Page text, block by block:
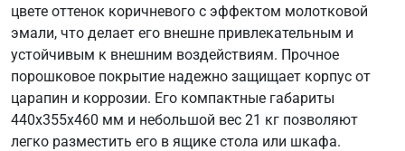
цвете оттенок коричневого с эффектом молотковой
эмали, что делает его внешне привлекательным и
устойчивым к внешним воздействиям. Прочное
порошковое покрытие надежно защищает корпус от
царапин и коррозии. Его компактные габариты
440х355х460 мм и небольшой вес 21 кг позволяют
легко разместить его в ящике стола или шкафа.